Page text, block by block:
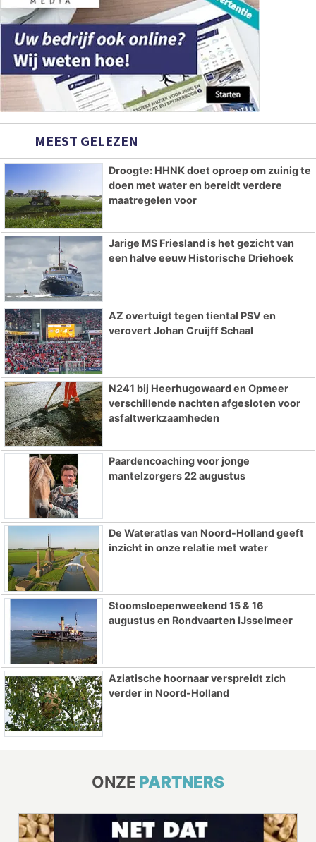
MEEST GELEZEN
Droogte: HHNK doet oproep om zuinig te
doen met water en bereidt verdere
maatregelen voor
Jarige MS Friesland is het gezicht van
een halve eeuw Historische Driehoek
AZ overtuigt tegen tiental PSV en
verovert Johan Cruijff Schaal
N241 bij Heerhugowaard en Opmeer
verschillende nachten afgesloten voor
asfaltwerkzaamheden
Paardencoaching voor jonge
mantelzorgers 22 augustus
De Wateratlas van Noord-Holland geeft
inzicht in onze relatie met water
Stoomsloepenweekend 15 & 16
augustus en Rondvaarten IJsselmeer
Aziatische hoornaar verspreidt zich
verder in Noord-Holland
ONZE PARTNERS